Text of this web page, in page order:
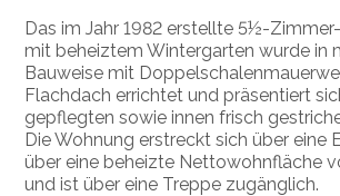
Das im Jahr 1982 erstellte 5½-
mit beheiztem Wintergarten wurde in
Bauweise mit
Flachdach errichtet und präsentiert
gepflegten sowie innen frisch
Die Wohnung erstreckt sich über eine
über eine beheizte Nettowohnfläche
und ist über eine Treppe zugänglich.